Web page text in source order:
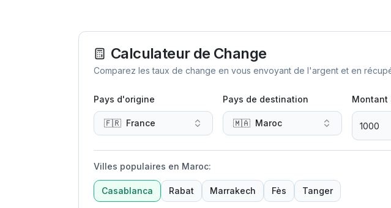
Calculateur de Change
Comparez les taux de change en vous envoyant de l'argent et en
Pays d'origine
🇫🇷 France
Pays de destination
🇲🇦 Maroc
Montant
Villes populaires en Maroc:
Casablanca Rabat Marrakech Fès Tanger